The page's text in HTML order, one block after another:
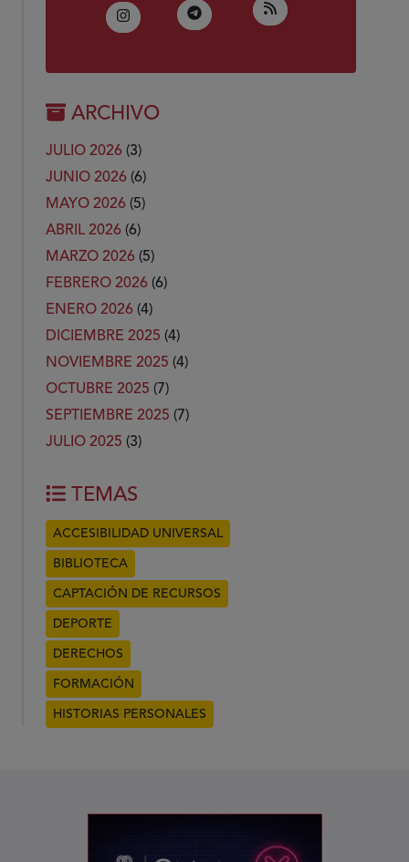
Instagram
(Abre en nueva ventana)
Telegram
(Abre en nueva ventana)
RSS
(Abre en nueva
ARCHIVO
JULIO 2026 (3)
JUNIO 2026 (6)
MAYO 2026 (5)
ABRIL 2026 (6)
MARZO 2026 (5)
FEBRERO 2026 (6)
ENERO 2026 (4)
DICIEMBRE 2025 (4)
NOVIEMBRE 2025 (4)
OCTUBRE 2025 (7)
SEPTIEMBRE 2025 (7)
JULIO 2025 (3)
TEMAS
ACCESIBILIDAD UNIVERSAL
BIBLIOTECA
CAPTACIÓN DE RECURSOS
DEPORTE
DERECHOS
FORMACIÓN
HISTORIAS PERSONALES